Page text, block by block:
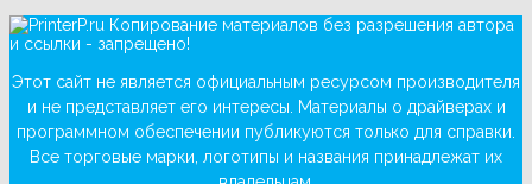
Копирование материалов без разрешения автора
и ссылки - запрещено!
Этот сайт не является официальным ресурсом производителя
и не представляет его интересы. Материалы о драйверах и
программном обеспечении публикуются только для справки.
Все торговые марки, логотипы и названия принадлежат их